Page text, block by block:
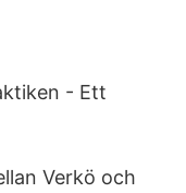
- Ett
Verkö och